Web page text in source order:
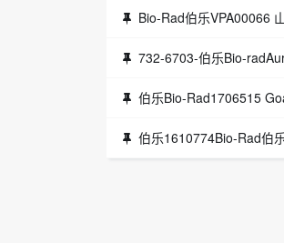
Bio-Rad伯乐VPA00066
732-6703-伯乐Bio-
伯乐Bio-Rad1706515
伯乐1610774Bio-Rad伯